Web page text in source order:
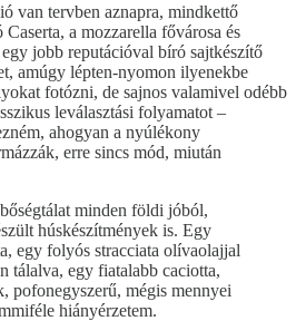
van tervben aznapra, mindkettő
a mozzarella fővárosa és
jobb reputációval bíró sajtkészítő
amúgy lépten-nyomon ilyenekbe
fotózni, de sajnos valamivel odébb
leválasztási folyamatot –
ahogyan a nyúlékony
erre sincs mód, miután
minden földi jóból,
húskészítmények is. Egy
egy folyós stracciata olívaolajjal
tálalva, egy fiatalabb caciotta,
pofonegyszerű, mégis mennyei
hiányérzetem.